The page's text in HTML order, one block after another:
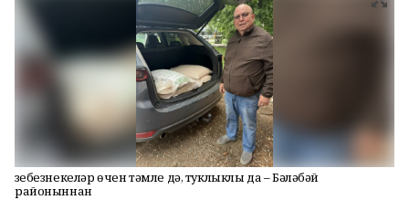
Үзебезнекеләр өчен тәмле дә, туклыклы да – Бәләбәй
районыннан